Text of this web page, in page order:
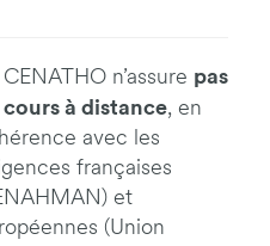
n’assure pas
cours à distance, en
avec les
françaises
et
(Union